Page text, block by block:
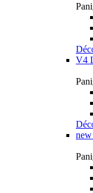
V4
new